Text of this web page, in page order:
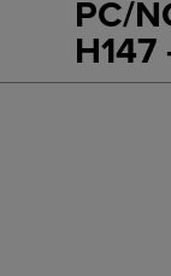
PC/
H147